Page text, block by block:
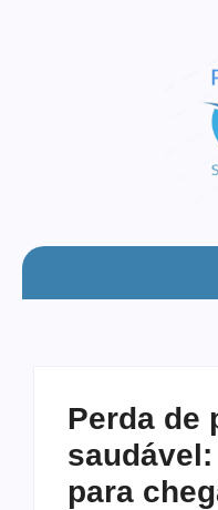
Perda de
para